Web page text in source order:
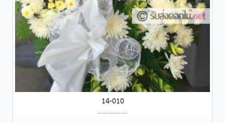
14-010
....................